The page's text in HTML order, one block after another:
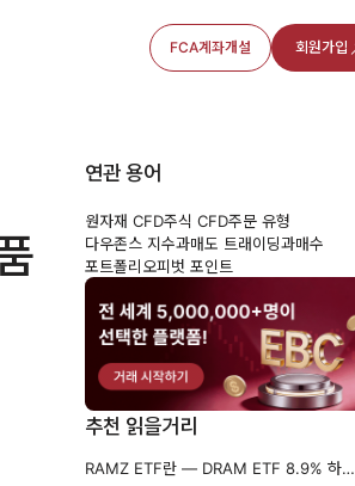
FCA계좌개설 회원가입
연관 용어
원자재 CFD주식 CFD주문 유형
다우존스 지수과매도 트래이딩과매수
포트폴리오피벗 포인트
추천 읽을거리
RAMZ ETF란 — DRAM ETF 8.9% 하락에 오른 일일 2배 인버스 상품